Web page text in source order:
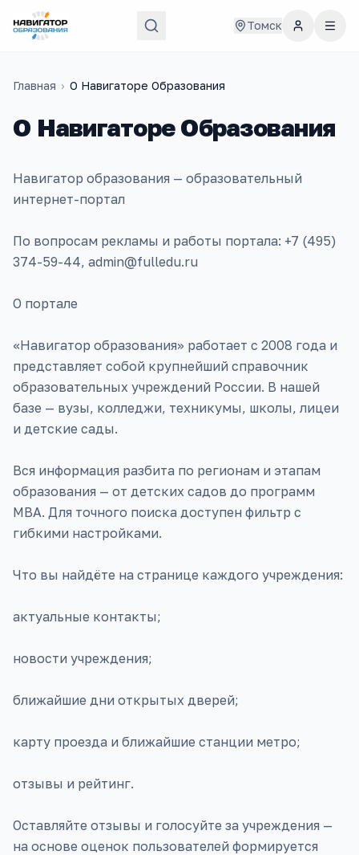
Томск
Главная › О Навигаторе Образования
О Навигаторе Образования
Навигатор образования — образовательный
интернет-портал
По вопросам рекламы и работы портала: +7 (495)
374-59-44, admin@fulledu.ru
О портале
«Навигатор образования» работает с 2008 года и
представляет собой крупнейший справочник
образовательных учреждений России. В нашей
базе — вузы, колледжи, техникумы, школы, лицеи
и детские сады.
Вся информация разбита по регионам и этапам
образования — от детских садов до программ
MBA. Для точного поиска доступен фильтр с
гибкими настройками.
Что вы найдёте на странице каждого учреждения:
актуальные контакты;
новости учреждения;
ближайшие дни открытых дверей;
карту проезда и ближайшие станции метро;
отзывы и рейтинг.
Оставляйте отзывы и голосуйте за учреждения —
на основе оценок пользователей формируется